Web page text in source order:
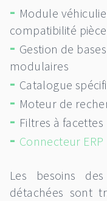
- Module
compatibilité
- Gestion de
modulaires
- Catalogue
- Moteur de
- Filtres à facettes
- Connecteur ERP
Les besoins
détachées sont